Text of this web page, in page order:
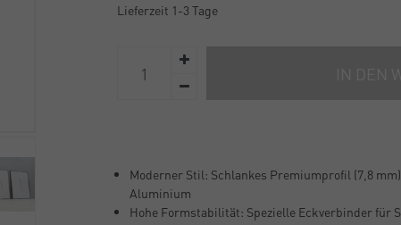
Lieferzeit 1-3 Tage
Moderner Stil: Schlankes Premiumprofil (7,8
Aluminium
Hohe Formstabilität: Spezielle Eckverbinder für